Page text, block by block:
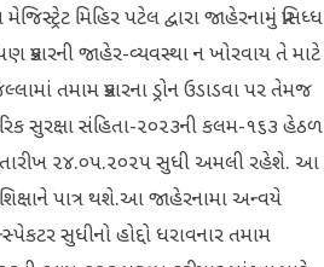
મિહિર પટેલ દ્વારા જાહેરનામું પ્રસિધ્ધ
પ્રકારની જાહેર-વ્યવસ્થા ન ખોરવાય તે માટે
તમામ પ્રકારના ડ્રોન ઉડાડવા પર તેમજ
સુરક્ષા સંહિતા-૨૦૨૩ની કલમ-૧૬૩ હેઠળ
તારીખ ૨૪.૦૫.૨૦૨૫ સુધી અમલી રહેશે. આ
પાત્ર થશે.આ જાહેરનામા અન્વયે
સુધીનો હોદ્દો ધરાવનાર તમામ